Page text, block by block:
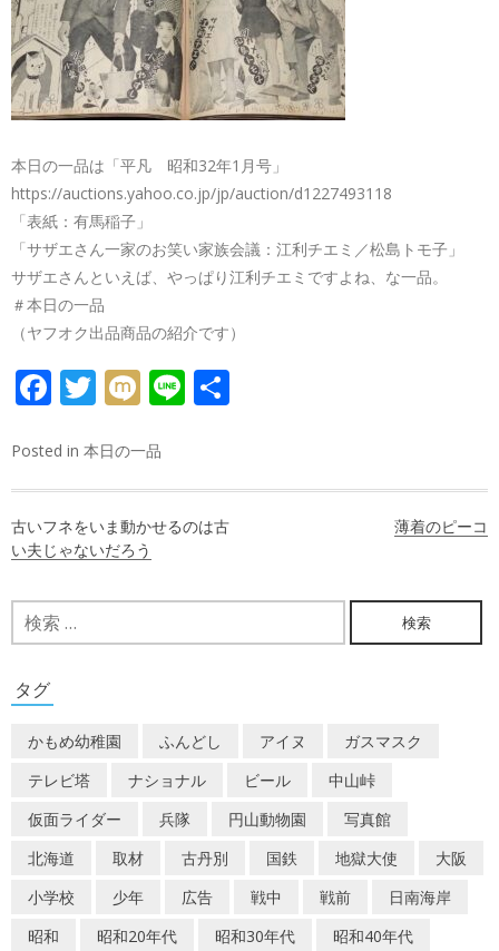
本日の一品は「平凡 昭和32年1月号」
https://auctions.yahoo.co.jp/jp/auction/d1227493118
「表紙：有馬稲子」
「サザエさん一家のお笑い家族会議：江利チエミ／松島トモ子」
サザエさんといえば、やっぱり江利チエミですよね、な一品。
＃本日の一品
（ヤフオク出品商品の紹介です）
FACEBOOK
TWITTER
MIXILINE
Posted in 本日の一品
稿
ビ
ー
シ
ョ
ン
古いフネをいま動かせるのは古
い夫じゃないだろう
薄着のピーコ
検
索:
タグ
かもめ幼稚園 ふんどし アイヌ
ガスマスク
テレビ塔
ナショナル ビール
中山峠
仮面ライダー
兵隊 円山動物園
写真館
北海道
取材 古丹別 国鉄 地獄大使
大阪
小学校
少年 広告 戦中 戦前
日南海岸
昭和
昭和20年代 昭和30年代
昭和40年代